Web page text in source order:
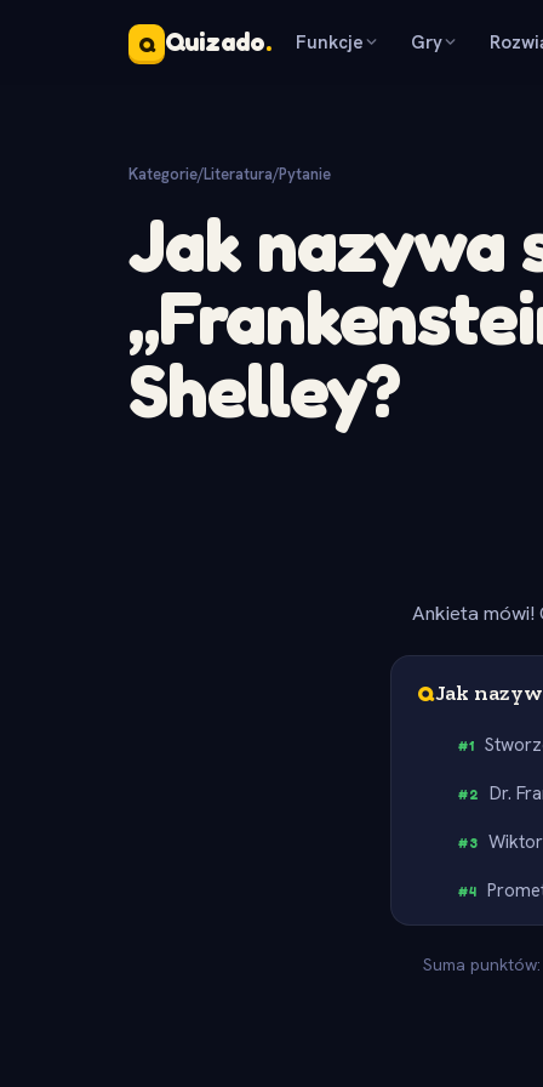
Q Quizado. Funkcje Gry
Kategorie/Literatura/Pytanie
Jak nazywa
Shelley?
Ankieta mówi!
QJak
#1
#2 Dr.
#3
#4
Suma